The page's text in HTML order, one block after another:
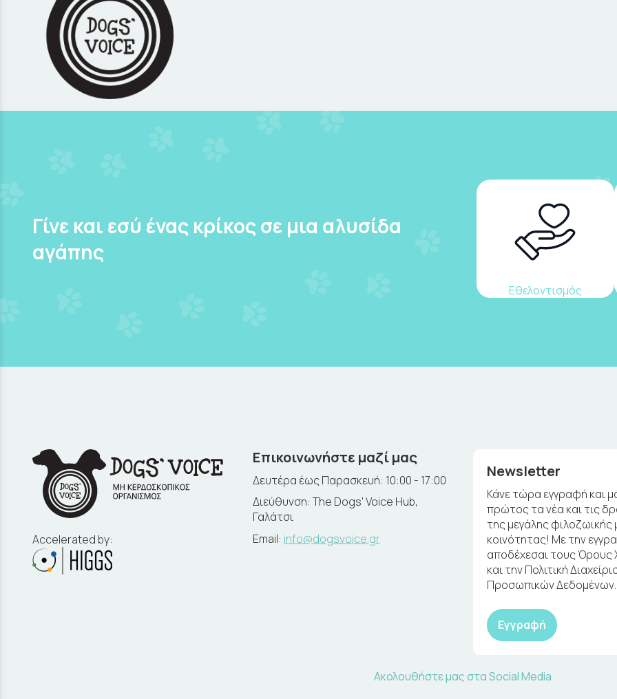
Γίνε και εσύ ένας κρίκος σε μια αλυσίδα
αγάπης
Εθελοντισμός
Accelerated by:
Επικοινωνήστε μαζί μας
Δευτέρα έως Παρασκευή: 10:00 - 17:00
Διεύθυνση: The Dogs' Voice Hub,
Γαλάτσι
Email: info@dogsvoice.gr
Newsletter
Κάνε τώρα εγγραφή και
πρώτος τα νέα και τις
της μεγάλης φιλοζωικής
κοινότητας! Με την
αποδέχεσαι τους Όρους
και την Πολιτική
Προσωπικών Δεδομένων.
Εγγραφή
Ακολουθήστε μας στα Social Media